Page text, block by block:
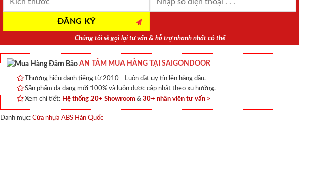
Chúng tôi sẽ gọi lại tư vấn & hỗ trợ nhanh nhất có thể
AN TÂM MUA HÀNG TẠI SAIGONDOOR
Thương hiệu danh tiếng từ 2010 - Luôn đặt uy tín lên hàng đầu.
Sản phẩm đa dạng mới 100% và luôn được cập nhật theo xu hướng.
Xem chi tiết: Hệ thống 20+ Showroom & 30+ nhân viên tư vấn >
Danh mục: Cửa nhựa ABS Hàn Quốc